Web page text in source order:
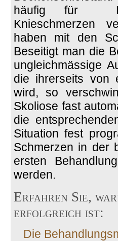
häufig für
Knieschmerzen
haben mit den
Beseitigt man die
ungleichmässige
die ihrerseits von
wird, so
Skoliose fast
die
Situation fest
Schmerzen in der
ersten
werden.
Erfahren Sie,
erfolgreich ist:
Die